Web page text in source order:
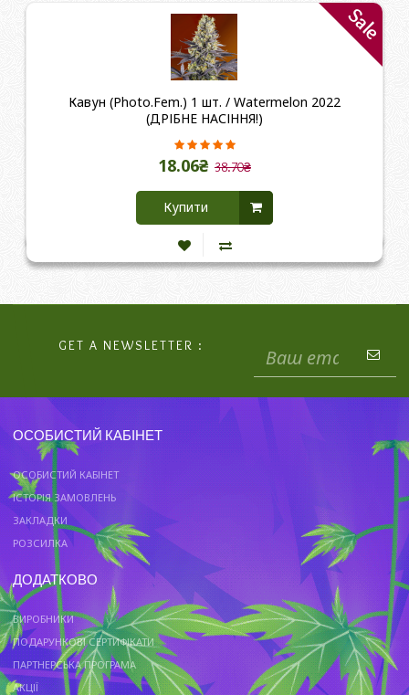
Sale
Кавун (Photo.Fem.) 1 шт. / Watermelon 2022
(ДРІБНЕ НАСІННЯ!)
18.06₴ 38.70₴
Купити
GET A NEWSLETTER :
ОСОБИСТИЙ КАБІНЕТ
ОСОБИСТИЙ КАБІНЕТ
ІСТОРІЯ ЗАМОВЛЕНЬ
ЗАКЛАДКИ
РОЗСИЛКА
ДОДАТКОВО
ВИРОБНИКИ
ПОДАРУНКОВІ СЕРТИФІКАТИ
ПАРТНЕРСЬКА ПРОГРАМА
АКЦІЇ